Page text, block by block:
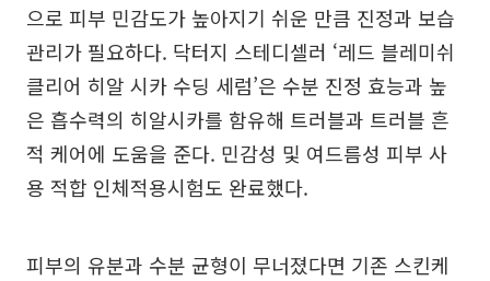
으로 피부 민감도가 높아지기 쉬운 만큼 진정과 보습
관리가 필요하다. 닥터지 스테디셀러 ‘레드 블레미쉬
클리어 히알 시카 수딩 세럼’은 수분 진정 효능과 높
은 흡수력의 히알시카를 함유해 트러블과 트러블 흔
적 케어에 도움을 준다. 민감성 및 여드름성 피부 사
용 적합 인체적용시험도 완료했다.
피부의 유분과 수분 균형이 무너졌다면 기존 스킨케